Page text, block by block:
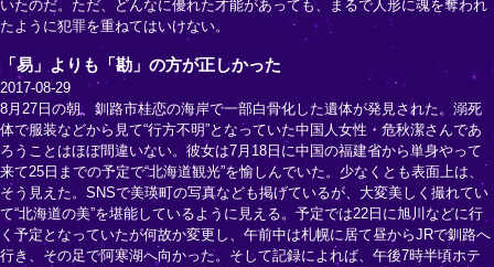
いたのだ。ただ、どんなに優れた才能があっても、まるで人形に魂を奪われ
たように犯罪を重ねてはいけない。
「易」よりも「勘」の方が正しかった
2017-08-29
8月27日の朝、釧路市桂恋の海岸で一部白骨化した遺体が発見された。溺死
体で服装などから見て“行方不明”となっていた中国人女性・危秋潔さんであ
ろうことはほぼ間違いない。彼女は7月18日に中国の福建省から単身やって
来て25日までの予定で“北海道観光”を愉しんでいた。少なくとも表面上は、
そう見えた。SNSで美瑛町の写真なども掲げているが、大変美しく撮れてい
て“北海道の美”を堪能しているように見える。予定では22日に旭川などに行
く予定となっていたが何故か変更し、午前中は札幌に居て昼からJRで釧路へ
行き、その足で阿寒湖へ向かった。そして記録によれば、午後7時半頃ホテ